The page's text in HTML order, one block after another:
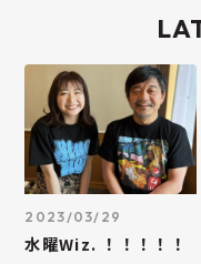
2023/03/29
水曜Wiz. ！！！！！